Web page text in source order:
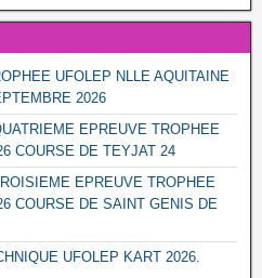
UFOLEP NLLE AQUITAINE
2026
EPREUVE TROPHEE
COURSE DE TEYJAT 24
EPREUVE TROPHEE
COURSE DE SAINT GENIS DE
UFOLEP KART 2026.